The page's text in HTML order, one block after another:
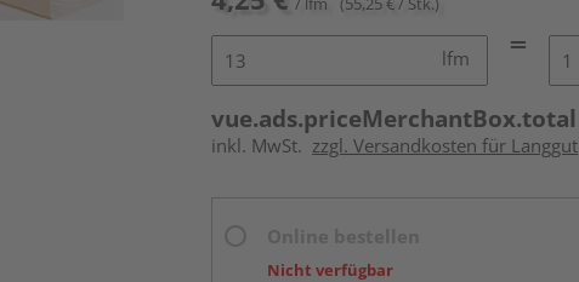
lfm
vue.ads.priceMerchantBox.total
inkl. MwSt. zzgl. Versandkosten für Langgut
Nicht verfügbar